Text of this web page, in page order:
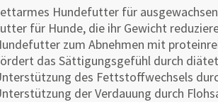
Hundefutter für
für Hunde, die ihr Gewicht
zum Abnehmen mit
das Sättigungsgefühl durch
des Fettstoffwechsels
der Verdauung durch